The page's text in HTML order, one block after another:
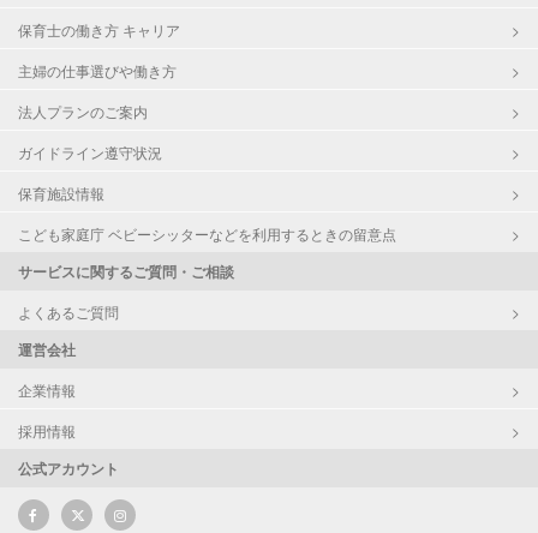
保育士の働き方 キャリア
主婦の仕事選びや働き方
法人プランのご案内
ガイドライン遵守状況
保育施設情報
こども家庭庁 ベビーシッターなどを利用するときの留意点
サービスに関するご質問・ご相談
よくあるご質問
運営会社
企業情報
採用情報
公式アカウント